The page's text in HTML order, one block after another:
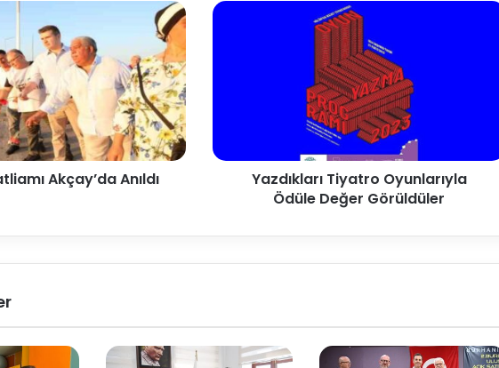
Akçay’da Anıldı
Yazdıkları Tiyatro Oyunlarıyla
Ödüle Değer Görüldüler